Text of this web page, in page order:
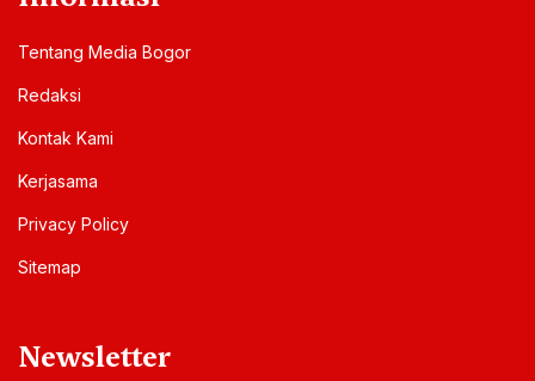
Tentang Media Bogor
Redaksi
Kontak Kami
Kerjasama
Privacy Policy
Sitemap
Newsletter